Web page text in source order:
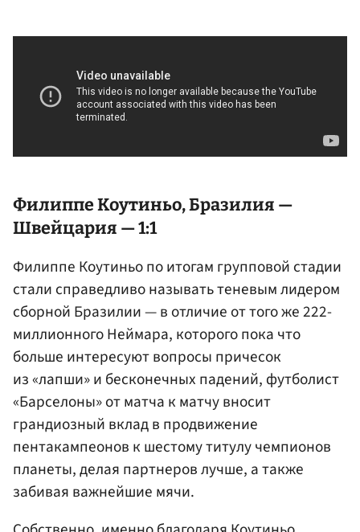
Филиппе Коутиньо, Бразилия —
Швейцария — 1:1
Филиппе Коутиньо по итогам групповой стадии
стали справедливо называть теневым лидером
сборной Бразилии — в отличие от того же 222-
миллионного Неймара, которого пока что
больше интересуют вопросы причесок
из «лапши» и бесконечных падений, футболист
«Барселоны» от матча к матчу вносит
грандиозный вклад в продвижение
пентакампеонов к шестому титулу чемпионов
планеты, делая партнеров лучше, а также
забивая важнейшие мячи.